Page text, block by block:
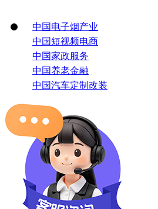
中国电子烟产业
中国短视频电商
中国家政服务
中国养老金融
中国汽车定制改装